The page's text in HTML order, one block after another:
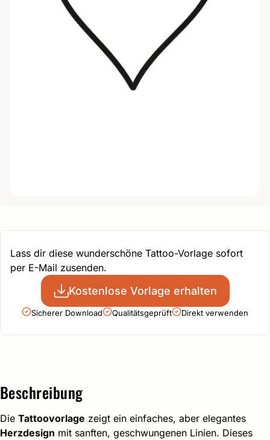
Lass dir diese wunderschöne Tattoo-Vorlage sofort
per E-Mail zusenden.
Kostenlose Vorlage erhalten
Sicherer Download Qualitätsgeprüft Direkt verwenden
Beschreibung
Die Tattoovorlage zeigt ein einfaches, aber elegantes
Herzdesign mit sanften, geschwungenen Linien. Dieses